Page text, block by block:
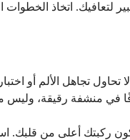
لتعافيك. اتخاذ